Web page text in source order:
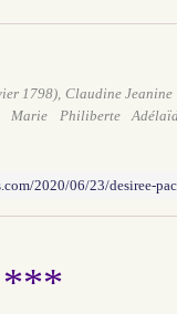
1798), Claudine
Philiberte
2020/06/23/desiree-
***